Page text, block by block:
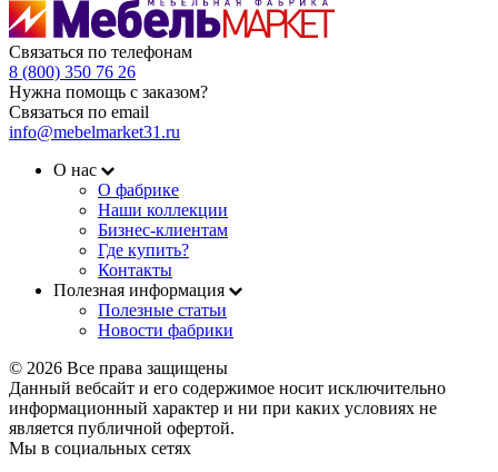
Связаться по телефонам
8 (800) 350 76 26
Нужна помощь с заказом?
Связаться по email
info@mebelmarket31.ru
О нас
О фабрике
Наши коллекции
Бизнес-клиентам
Где купить?
Контакты
Полезная информация
Полезные статьи
Новости фабрики
© 2026 Все права защищены
Данный вебсайт и его содержимое носит исключительно
информационный характер и ни при каких условиях не
является публичной офертой.
Мы в социальных сетях